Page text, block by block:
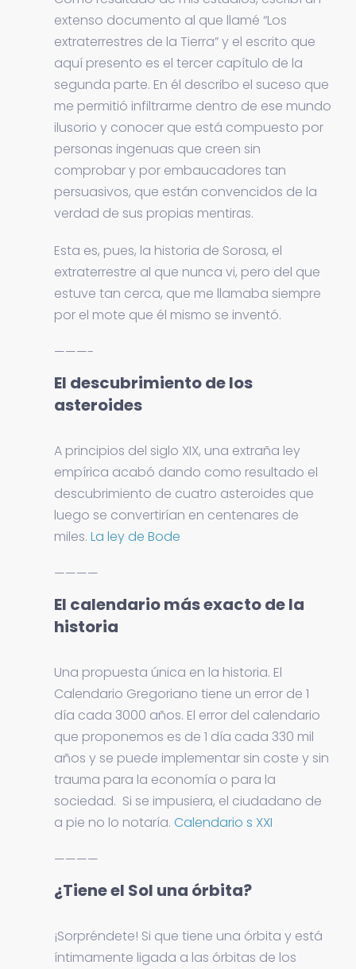
extenso documento al que llamé “Los
extraterrestres de la Tierra” y el escrito que
aquí presento es el tercer capítulo de la
segunda parte. En él describo el suceso que
me permitió infiltrarme dentro de ese mundo
ilusorio y conocer que está compuesto por
personas ingenuas que creen sin
comprobar y por embaucadores tan
persuasivos, que están convencidos de la
verdad de sus propias mentiras.
Esta es, pues, la historia de Sorosa, el
extraterrestre al que nunca vi, pero del que
estuve tan cerca, que me llamaba siempre
por el mote que él mismo se inventó.
———-
El descubrimiento de los
asteroides
A principios del siglo XIX, una extraña ley
empírica acabó dando como resultado el
descubrimiento de cuatro asteroides que
luego se convertirían en centenares de
miles.La ley de Bode
————
El calendario más exacto de la
historia
Una propuesta única en la historia. El
Calendario Gregoriano tiene un error de 1
día cada 3000 años. El error del calendario
que proponemos es de 1 día cada 330 mil
años y se puede implementar sin coste y sin
trauma para la economía o para la
sociedad. Si se impusiera, el ciudadano de
a pie no lo notaría. Calendario s XXI
————
¿Tiene el Sol una órbita?
¡Sorpréndete! Si que tiene una órbita y está
íntimamente ligada a las órbitas de los